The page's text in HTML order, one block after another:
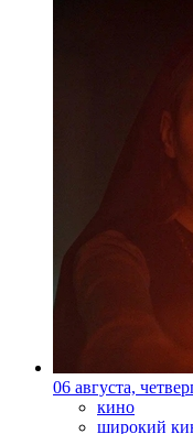
06 августа,
кино
широкий